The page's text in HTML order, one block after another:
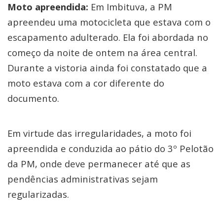
Moto apreendida: Em Imbituva, a PM
apreendeu uma motocicleta que estava com o
escapamento adulterado. Ela foi abordada no
começo da noite de ontem na área central.
Durante a vistoria ainda foi constatado que a
moto estava com a cor diferente do
documento.
Em virtude das irregularidades, a moto foi
apreendida e conduzida ao pátio do 3º Pelotão
da PM, onde deve permanecer até que as
pendências administrativas sejam
regularizadas.